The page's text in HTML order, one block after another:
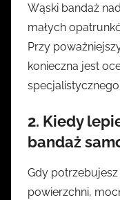
Wąski bandaż
małych
Przy
konieczna jest
2. Kiedy
bandaż
Gdy
powierzchni,